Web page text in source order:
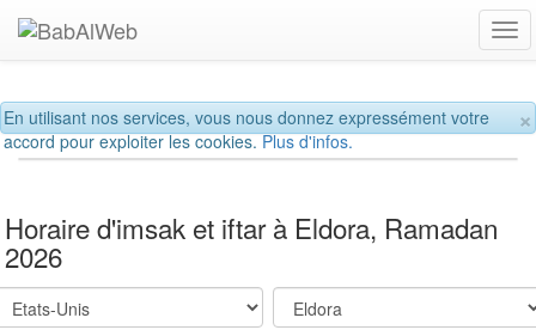
×
En utilisant nos services, vous nous donnez expressément votre
accord pour exploiter les cookies.Plus d'infos.
Horaire d'imsak et iftar à Eldora, Ramadan
2026